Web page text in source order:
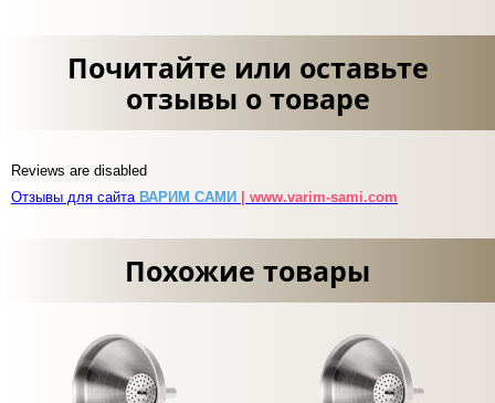
Почитайте или оставьте
отзывы о товаре
Reviews are disabled
Отзывы для сайта ВАРИМ САМИ | www.varim-sami.com
Похожие товары